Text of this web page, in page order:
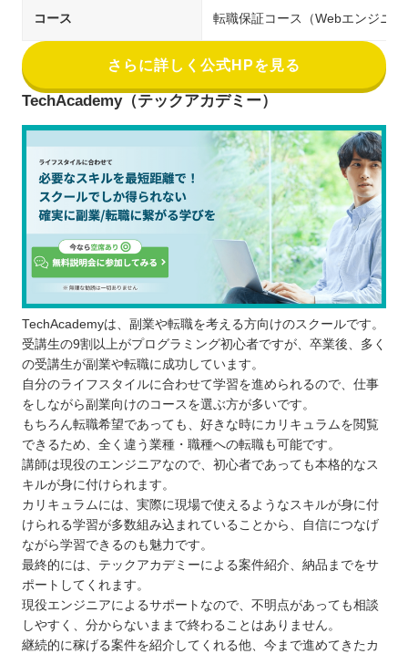
コース 転職保証コース（Webエンジニ
さらに詳しく公式HPを見る
TechAcademy（テックアカデミー）
TechAcademyは、副業や転職を考える方向けのスクールです。
受講生の9割以上がプログラミング初心者ですが、卒業後、多く
の受講生が副業や転職に成功しています。
自分のライフスタイルに合わせて学習を進められるので、仕事
をしながら副業向けのコースを選ぶ方が多いです。
もちろん転職希望であっても、好きな時にカリキュラムを閲覧
できるため、全く違う業種・職種への転職も可能です。
講師は現役のエンジニアなので、初心者であっても本格的なス
キルが身に付けられます。
カリキュラムには、実際に現場で使えるようなスキルが身に付
けられる学習が多数組み込まれていることから、自信につなげ
ながら学習できるのも魅力です。
最終的には、テックアカデミーによる案件紹介、納品までをサ
ポートしてくれます。
現役エンジニアによるサポートなので、不明点があっても相談
しやすく、分からないままで終わることはありません。
継続的に稼げる案件を紹介してくれる他、今まで進めてきたカ